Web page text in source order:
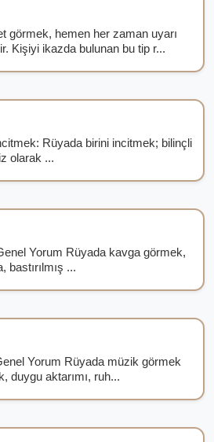
görmek, hemen her zaman uyarı
Kişiyi ikazda bulunan bu tip r...
Rüyada birini incitmek; bilinçli
olarak ...
Yorum Rüyada kavga görmek,
bastırılmış ...
Yorum Rüyada müzik görmek
duygu aktarımı, ruh...